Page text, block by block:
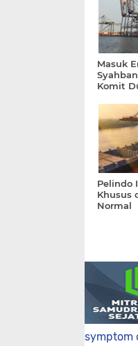
Masuk
Komit
Pelindo
Khusus
Normal
symptom